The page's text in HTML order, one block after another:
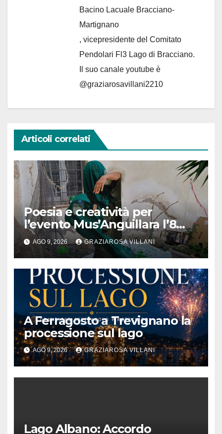
Bacino Lacuale Bracciano-
Martignano
, vicepresidente del Comitato
Pendolari Fl3 Lago di Bracciano.
Il suo canale youtube è
@graziarosavillani2210
Articoli correlati
Poesia e creatività per
l’evento Mus’Anguillara l’8
agosto 2026 al Museo
Contadino
AGO 9, 2026 GRAZIAROSA VILLANI
A Ferragosto a Trevignano la
processione sul lago
AGO 9, 2026 GRAZIAROSA VILLANI
Lago Albano: Accordo